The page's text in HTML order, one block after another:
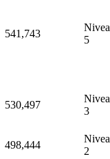
541,743
5
530,497
3
498,444
2